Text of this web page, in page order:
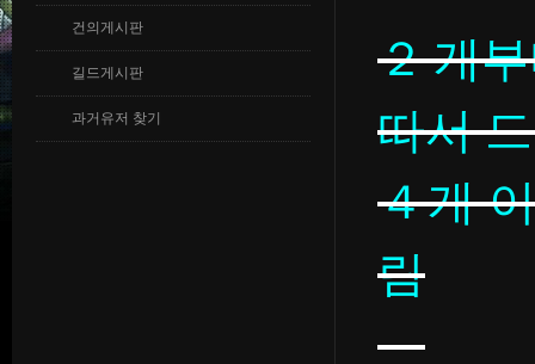
건의게시판
길드게시판
과거유저 찾기
２개
따서
４개
림